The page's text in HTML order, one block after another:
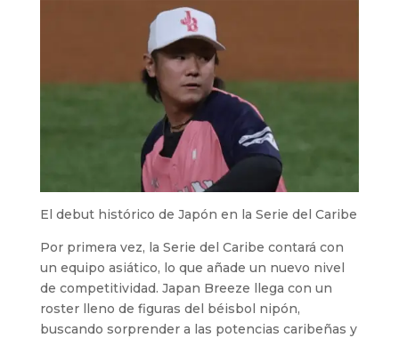
El debut histórico de Japón en la Serie del Caribe
Por primera vez, la Serie del Caribe contará con
un equipo asiático, lo que añade un nuevo nivel
de competitividad. Japan Breeze llega con un
roster lleno de figuras del béisbol nipón,
buscando sorprender a las potencias caribeñas y